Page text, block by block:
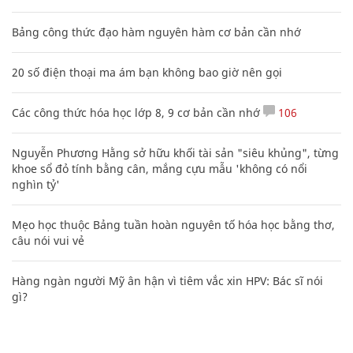
Bảng công thức đạo hàm nguyên hàm cơ bản cần nhớ
20 số điện thoại ma ám bạn không bao giờ nên gọi
Các công thức hóa học lớp 8, 9 cơ bản cần nhớ 106
Nguyễn Phương Hằng sở hữu khối tài sản "siêu khủng", từng
khoe sổ đỏ tính bằng cân, mắng cựu mẫu 'không có nổi
nghìn tỷ'
Mẹo học thuộc Bảng tuần hoàn nguyên tố hóa học bằng thơ,
câu nói vui vẻ
Hàng ngàn người Mỹ ân hận vì tiêm vắc xin HPV: Bác sĩ nói
gì?